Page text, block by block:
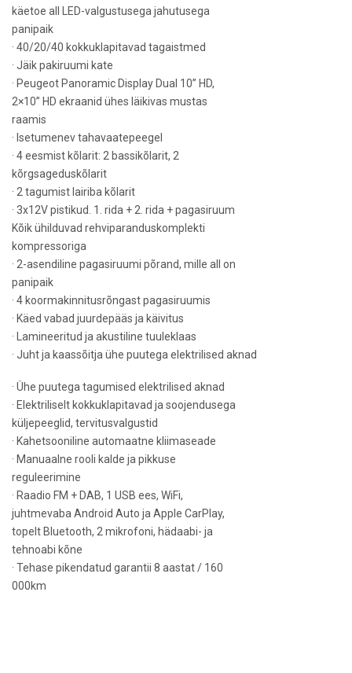
käetoe all LED-valgustusega jahutusega
panipaik
· 40/20/40 kokkuklapitavad tagaistmed
· Jäik pakiruumi kate
· Peugeot Panoramic Display Dual 10” HD,
2×10” HD ekraanid ühes läikivas mustas
raamis
· Isetumenev tahavaatepeegel
· 4 eesmist kõlarit: 2 bassikõlarit, 2
kõrgsageduskõlarit
· 2 tagumist lairiba kõlarit
· 3x12V pistikud. 1. rida + 2. rida + pagasiruum
Kõik ühilduvad rehviparanduskomplekti
kompressoriga
· 2-asendiline pagasiruumi põrand, mille all on
panipaik
· 4 koormakinnitusrõngast pagasiruumis
· Käed vabad juurdepääs ja käivitus
· Lamineeritud ja akustiline tuuleklaas
· Juht ja kaassõitja ühe puutega elektrilised aknad
· Ühe puutega tagumised elektrilised aknad
· Elektriliselt kokkuklapitavad ja soojendusega
küljepeeglid, tervitusvalgustid
· Kahetsooniline automaatne kliimaseade
· Manuaalne rooli kalde ja pikkuse
reguleerimine
· Raadio FM + DAB, 1 USB ees, WiFi,
juhtmevaba Android Auto ja Apple CarPlay,
topelt Bluetooth, 2 mikrofoni, hädaabi- ja
tehnoabi kõne
· Tehase pikendatud garantii 8 aastat / 160
000km